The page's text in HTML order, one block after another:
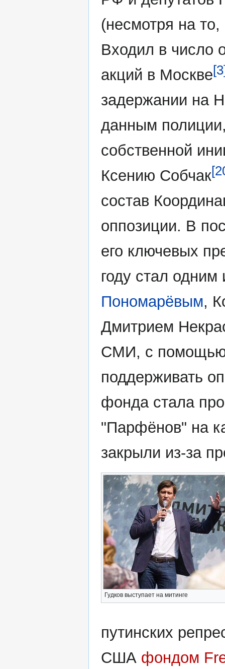
(несмотря на
Входил в число
акций в Москве
задержании на
данным
собственной
Ксению Собчак
состав
оппозиции. В
его ключевых
году стал
Пономарёвым,
Дмитрием
СМИ, с помощью
поддерживать
фонда стала
"Парфёнов" на
закрыли из-за
Гудков выступает на митинге
путинских
США фондом